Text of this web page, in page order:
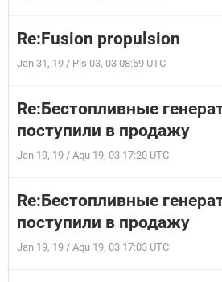
Re:Fusion propulsion
Jan 31, 19 / Pis 03, 03 08:59 UTC
Re:Бестопливные
поступили в продажу
Jan 19, 19 / Aqu 19, 03 17:20 UTC
Re:Бестопливные
поступили в продажу
Jan 19, 19 / Aqu 19, 03 17:03 UTC